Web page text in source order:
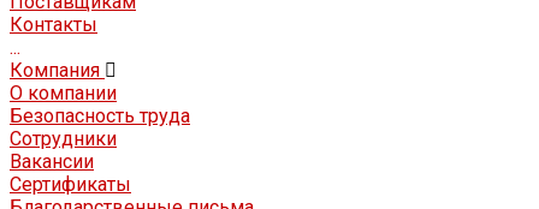
Контакты
...
Компания
О компании
Безопасность труда
Сотрудники
Вакансии
Сертификаты